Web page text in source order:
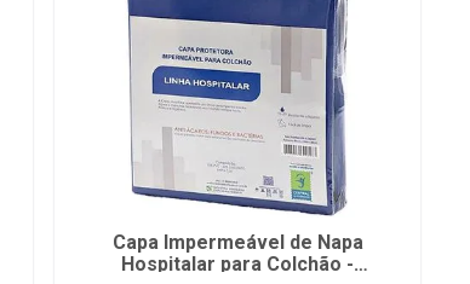
Capa Impermeável de Napa
Hospitalar para Colchão -